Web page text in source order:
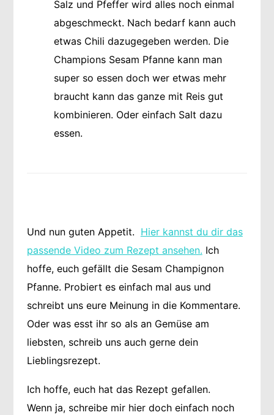
Salz und Pfeffer wird alles noch einmal
abgeschmeckt. Nach bedarf kann auch
etwas Chili dazugegeben werden. Die
Champions Sesam Pfanne kann man
super so essen doch wer etwas mehr
braucht kann das ganze mit Reis gut
kombinieren. Oder einfach Salt dazu
essen.
Und nun guten Appetit. Hier kannst du dir das
passende Video zum Rezept ansehen. Ich
hoffe, euch gefällt die Sesam Champignon
Pfanne. Probiert es einfach mal aus und
schreibt uns eure Meinung in die Kommentare.
Oder was esst ihr so als an Gemüse am
liebsten, schreib uns auch gerne dein
Lieblingsrezept.
Ich hoffe, euch hat das Rezept gefallen.
Wenn ja, schreibe mir hier doch einfach noch